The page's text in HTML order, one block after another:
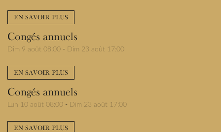
EN SAVOIR PLUS
Congés annuels
Dim 9 août 08:00 - Dim 23 août 17:00
EN SAVOIR PLUS
Congés annuels
Lun 10 août 08:00 - Dim 23 août 17:00
EN SAVOIR PLUS